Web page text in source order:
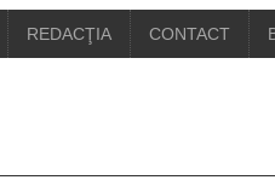
REDACŢIA CONTACT